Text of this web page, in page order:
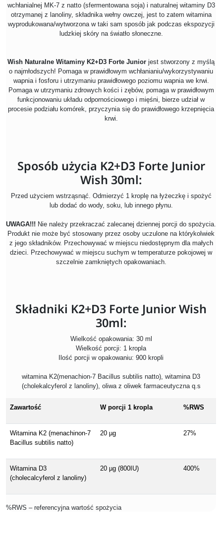
wchłanialnej MK-7 z natto (sfermentowana soja) i naturalnej witaminy D3
otrzymanej z lanoliny, składnika wełny owczej, jest to zatem witamina
wyprodukowana/wytworzona w taki sam sposób jak podczas ekspozycji
ludzkiej skóry na światło słoneczne.
Wish Naturalne Witaminy K2+D3 Forte Junior jest stworzony z myślą
o najmłodszych! Pomaga w prawidłowym wchłanianiu/wykorzystywaniu
wapnia i fosforu i utrzymaniu prawidłowego poziomu wapnia we krwi.
Pomaga w utrzymaniu zdrowych kości i zębów, pomaga w prawidłowym
funkcjonowaniu układu odpornościowego i mięśni, bierze udział w
procesie podziału komórek, przyczynia się do prawidłowego krzepnięcia
krwi.
Sposób użycia K2+D3 Forte Junior
Wish 30ml:
Przed użyciem wstrząsnąć. Odmierzyć 1 kroplę na łyżeczkę i spożyć
lub dodać do wody, soku, lub innego płynu.
UWAGA!!! Nie należy przekraczać zalecanej dziennej porcji do spożycia.
Produkt nie może być stosowany przez osoby uczulone na którykolwiek
z jego składników. Przechowywać w miejscu niedostępnym dla małych
dzieci. Przechowywać w miejscu suchym w temperaturze pokojowej w
szczelnie zamkniętych opakowaniach.
Składniki K2+D3 Forte Junior Wish
30ml:
Wielkość opakowania: 30 ml
Wielkość porcji: 1 kropla
Ilość porcji w opakowaniu: 900 kropli
witamina K2(menachion-7 Bacillus subtilis natto), witamina D3
(cholekalcyferol z lanoliny), oliwa z oliwek farmaceutyczna q.s
Zawartość W porcji 1 kropla %RWS
Witamina K2 (menachinon-7
Bacillus subtilis natto)
20 µg 27%
Witamina D3
(cholecalcyferol z lanoliny)
20 µg (800IU) 400%
%RWS – referencyjna wartość spożycia